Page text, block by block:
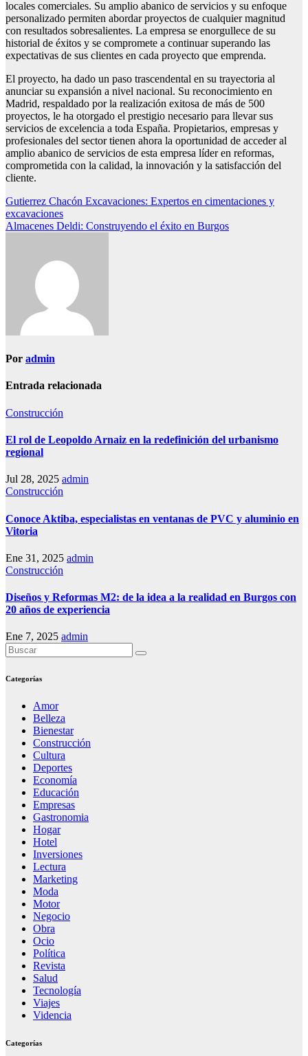
locales comerciales. Su amplio abanico de servicios y su enfoque
personalizado permiten abordar proyectos de cualquier magnitud
con resultados sobresalientes. La empresa se enorgullece de su
historial de éxitos y se compromete a continuar superando las
expectativas de sus clientes en cada proyecto que emprenda.
El proyecto, ha dado un paso trascendental en su trayectoria al
anunciar su expansión a nivel nacional. Su reconocimiento en
Madrid, respaldado por la realización exitosa de más de 500
proyectos, le ha otorgado el prestigio necesario para llevar sus
servicios de excelencia a toda España. Propietarios, empresas y
profesionales del sector tienen ahora la oportunidad de acceder al
amplio abanico de servicios de esta empresa líder en reformas,
comprometida con la calidad, la innovación y la satisfacción del
cliente.
Navegación
de
Gutierrez Chacón Excavaciones: Expertos en cimentaciones y
excavaciones
Almacenes Deldi: Construyendo el éxito en Burgos
Por admin
Entrada relacionada
Construcción
El rol de Leopoldo Arnaiz en la redefinición del urbanismo
regional
Jul 28, 2025 admin
Construcción
Conoce Aktiba, especialistas en ventanas de PVC y aluminio en
Vitoria
Ene 31, 2025 admin
Construcción
Diseños y Reformas M2: de la idea a la realidad en Burgos con
20 años de experiencia
Ene 7, 2025 admin
Categorías
Amor
Belleza
Bienestar
Construcción
Cultura
Deportes
Economía
Educación
Empresas
Gastronomia
Hogar
Hotel
Inversiones
Lectura
Marketing
Moda
Motor
Negocio
Obra
Ocio
Política
Revista
Salud
Tecnología
Viajes
Videncia
Categorías